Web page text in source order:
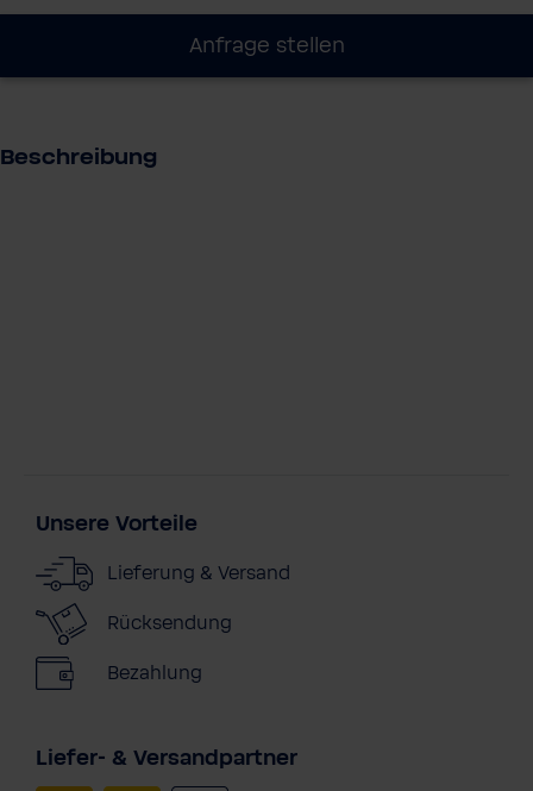
Anfrage stellen
Beschreibung
Unsere Vorteile
Lieferung & Versand
Rücksendung
Bezahlung
Liefer- & Versandpartner